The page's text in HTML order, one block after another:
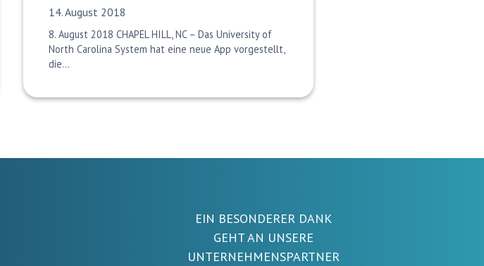
Veröffentlichungsdatum:
14. August 2018
8. August 2018 CHAPEL HILL, NC – Das University of
North Carolina System hat eine neue App vorgestellt,
die…
EIN BESONDERER DANK
GEHT AN UNSERE
UNTERNEHMENSPARTNER